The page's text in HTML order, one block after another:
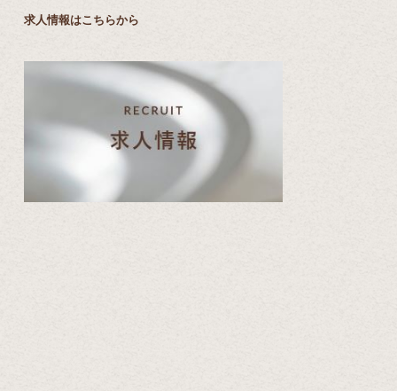
求人情報はこちらから